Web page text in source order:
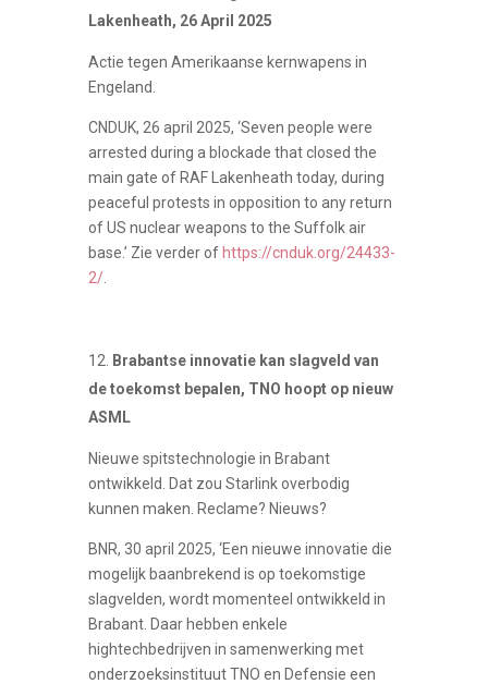
Lakenheath, 26 April 2025
Actie tegen Amerikaanse kernwapens in
Engeland.
CNDUK, 26 april 2025, ‘Seven people were
arrested during a blockade that closed the
main gate of RAF Lakenheath today, during
peaceful protests in opposition to any return
of US nuclear weapons to the Suffolk air
base.’ Zie verder of https://cnduk.org/24433-
2/.
Brabantse innovatie kan slagveld van
de toekomst bepalen, TNO hoopt op nieuw
ASML
Nieuwe spitstechnologie in Brabant
ontwikkeld. Dat zou Starlink overbodig
kunnen maken. Reclame? Nieuws?
BNR, 30 april 2025, ‘Een nieuwe innovatie die
mogelijk baanbrekend is op toekomstige
slagvelden, wordt momenteel ontwikkeld in
Brabant. Daar hebben enkele
hightechbedrijven in samenwerking met
onderzoeksinstituut TNO en Defensie een